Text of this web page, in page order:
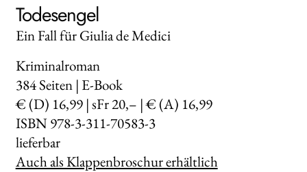
Todesengel
Ein Fall für Giulia de Medici
Kriminalroman
384Seiten | E-Book
€ (D) 16,99 | sFr 20,– | € (A) 16,99
ISBN 978-3-311-70583-3
lieferbar
Auch als Klappenbroschur erhältlich